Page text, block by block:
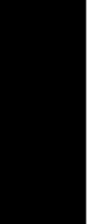
de sonido
en material
& Horror